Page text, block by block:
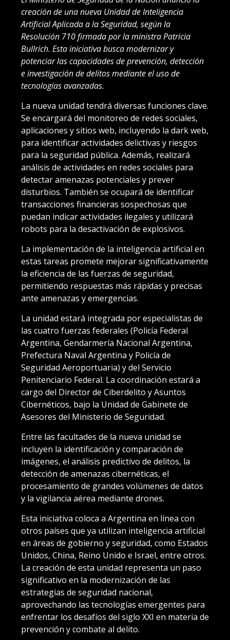
creación de una nueva Unidad de Inteligencia
Artificial Aplicada a la Seguridad, según la
Resolución 710 firmada por la ministra Patricia
Bullrich. Esta iniciativa busca modernizar y
potenciar las capacidades de prevención, detección
e investigación de delitos mediante el uso de
tecnologías avanzadas.
La nueva unidad tendrá diversas funciones clave.
Se encargará del monitoreo de redes sociales,
aplicaciones y sitios web, incluyendo la dark web,
para identificar actividades delictivas y riesgos
para la seguridad pública. Además, realizará
análisis de actividades en redes sociales para
detectar amenazas potenciales y prever
disturbios. También se ocupará de identificar
transacciones financieras sospechosas que
puedan indicar actividades ilegales y utilizará
robots para la desactivación de explosivos.
La implementación de la inteligencia artificial en
estas tareas promete mejorar significativamente
la eficiencia de las fuerzas de seguridad,
permitiendo respuestas más rápidas y precisas
ante amenazas y emergencias.
La unidad estará integrada por especialistas de
las cuatro fuerzas federales (Policía Federal
Argentina, Gendarmería Nacional Argentina,
Prefectura Naval Argentina y Policía de
Seguridad Aeroportuaria) y del Servicio
Penitenciario Federal. La coordinación estará a
cargo del Director de Ciberdelito y Asuntos
Cibernéticos, bajo la Unidad de Gabinete de
Asesores del Ministerio de Seguridad.
Entre las facultades de la nueva unidad se
incluyen la identificación y comparación de
imágenes, el análisis predictivo de delitos, la
detección de amenazas cibernéticas, el
procesamiento de grandes volúmenes de datos
y la vigilancia aérea mediante drones.
Esta iniciativa coloca a Argentina en línea con
otros países que ya utilizan inteligencia artificial
en áreas de gobierno y seguridad, como Estados
Unidos, China, Reino Unido e Israel, entre otros.
La creación de esta unidad representa un paso
significativo en la modernización de las
estrategias de seguridad nacional,
aprovechando las tecnologías emergentes para
enfrentar los desafíos del siglo XXI en materia de
prevención y combate al delito.